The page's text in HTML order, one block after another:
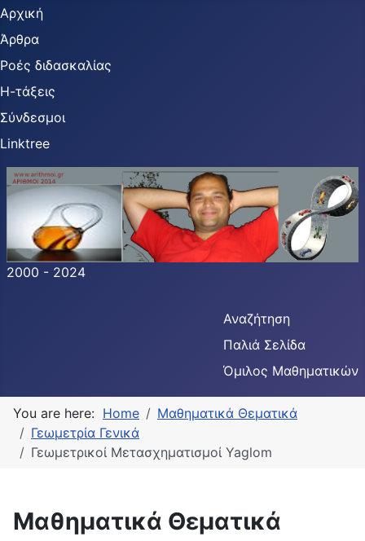
Αρχική
Άρθρα
Ροές διδασκαλίας
Η-τάξεις
Σύνδεσμοι
Linktree
2000 - 2024
Αναζήτηση
Παλιά Σελίδα
Όμιλος Μαθηματικών
You are here: Home
Μαθηματικά Θεματικά
Γεωμετρία Γενικά
Γεωμετρικοί Μετασχηματισμοί Yaglom
Μαθηματικά Θεματικά